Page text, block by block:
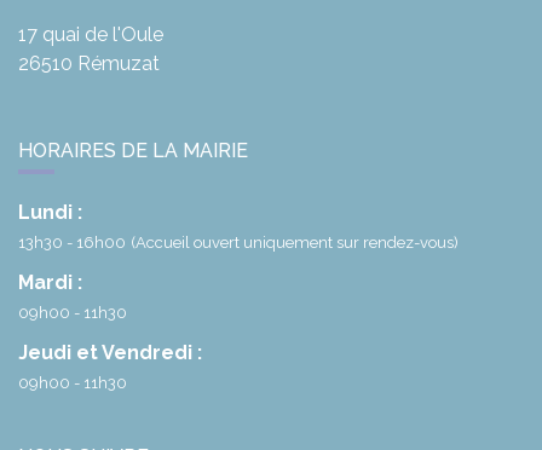
17 quai de l'Oule
26510 Rémuzat
HORAIRES DE LA MAIRIE
Lundi :
13h30 - 16h00 (Accueil ouvert uniquement sur rendez-vous)
Mardi :
09h00 - 11h30
Jeudi et Vendredi :
09h00 - 11h30